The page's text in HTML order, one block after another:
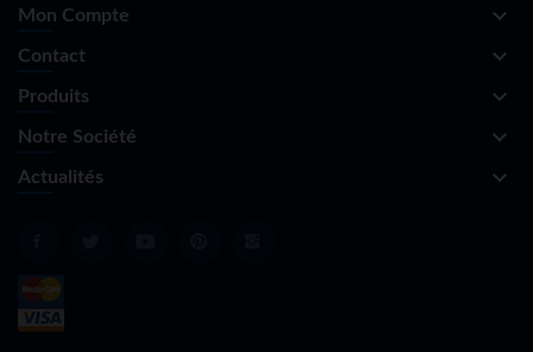
Mon Compte keyboard_arrow_down
Contact keyboard_arrow_down
Produits keyboard_arrow_down
Notre Société keyboard_arrow_down
Actualités keyboard_arrow_down